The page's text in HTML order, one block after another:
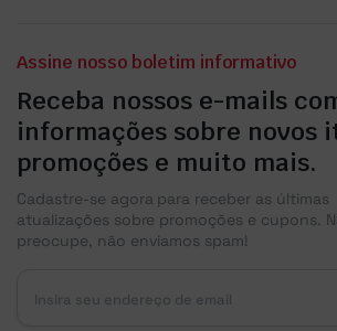
Assine nosso boletim informativo
Receba nossos e-mails
informações sobre novos
promoções e muito mais.
Cadastre-se agora para receber as últimas
atualizações sobre promoções e cupons.
preocupe, não enviamos spam!